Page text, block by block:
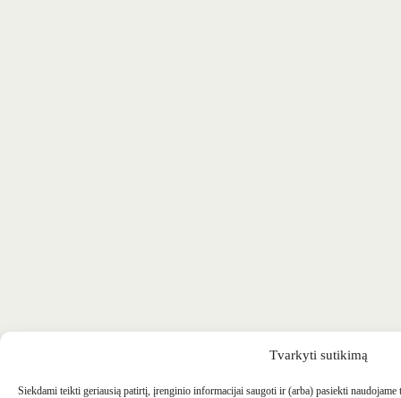
Tvarkyti sutikimą
Siekdami teikti geriausią patirtį, įrenginio informacijai saugoti ir (arba) pasiekti